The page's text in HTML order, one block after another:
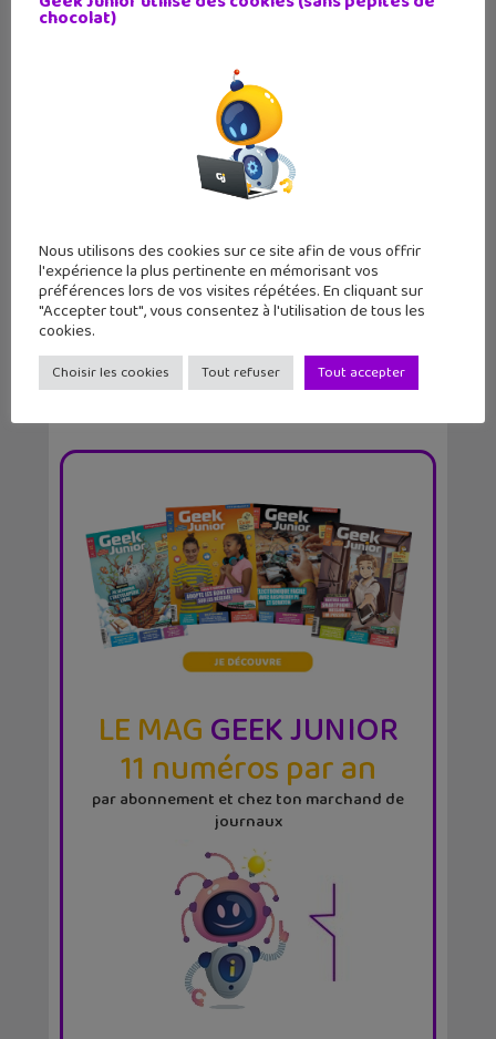
Sortie BD : La rumeur du chat perché,
une romcom a...
LE MAGGEEK JUNIOR
11 numéros par an
par abonnement et chez ton marchand de
journaux
chocolat)
Nous utilisons des cookies sur ce site afin de vous offrir
l'expérience la plus pertinente en mémorisant vos
préférences lors de vos visites répétées. En cliquant sur
"Accepter tout", vous consentez à l'utilisation de tous les
cookies.
Choisir les cookies Tout refuser Tout accepter